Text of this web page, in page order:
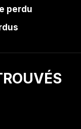
perdu